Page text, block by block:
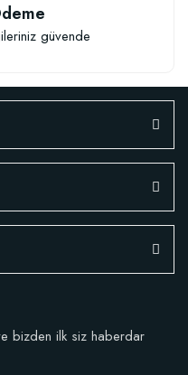
Organik Dikim Gübresi (10
güvende
bizden ilk siz haberdar